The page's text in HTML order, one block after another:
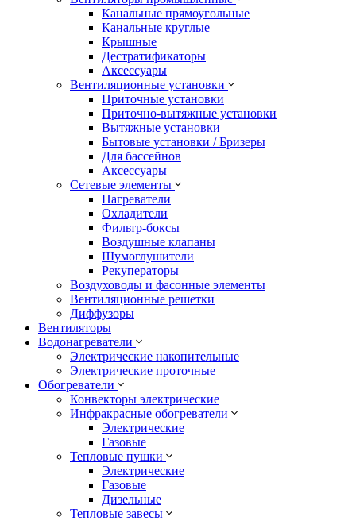
Канальные прямоугольные
Канальные круглые
Крышные
Дестратификаторы
Аксессуары
Вентиляционные установки
Приточные установки
Приточно-вытяжные установки
Вытяжные установки
Бытовые установки / Бризеры
Для бассейнов
Аксессуары
Сетевые элементы
Нагреватели
Охладители
Фильтр-боксы
Воздушные клапаны
Шумоглушители
Рекуператоры
Воздуховоды и фасонные элементы
Вентиляционные решетки
Диффузоры
Вентиляторы
Водонагреватели
Электрические накопительные
Электрические проточные
Обогреватели
Конвекторы электрические
Инфракрасные обогреватели
Электрические
Газовые
Тепловые пушки
Электрические
Газовые
Дизельные
Тепловые завесы